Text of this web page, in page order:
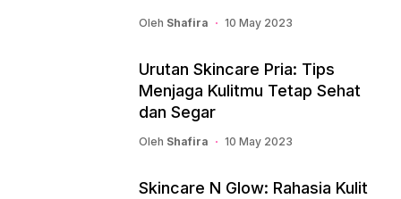
Oleh Shafira 10 May 2023
Urutan Skincare Pria: Tips
Menjaga Kulitmu Tetap Sehat
dan Segar
Oleh Shafira 10 May 2023
Skincare N Glow: Rahasia Kulit